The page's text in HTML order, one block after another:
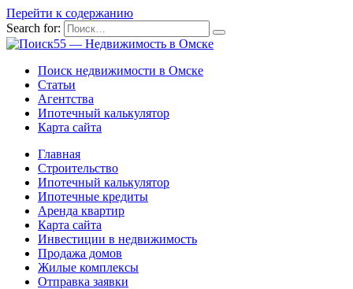
Перейти к содержанию
Search for:
Поиск недвижимости в Омске
Статьи
Агентства
Ипотечный калькулятор
Карта сайта
Главная
Строительство
Ипотечный калькулятор
Ипотечные кредиты
Аренда квартир
Карта сайта
Инвестиции в недвижимость
Продажа домов
Жилые комплексы
Отправка заявки